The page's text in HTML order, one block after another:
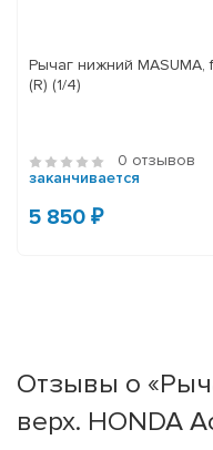
Рычаг нижний MASUMA, front low HYUNDAI
(R) (1/4)
0 отзывов
заканчивается
5 850 ₽
Отзывы о
верх. HONDA